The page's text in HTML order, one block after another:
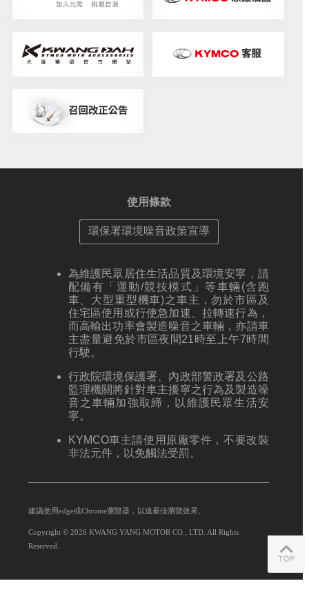
使用條款
環保署環境噪音政策宣導
為維護民眾居住生活品質及環境安寧，請
配備有「運動/競技模式」等車輛(含跑
車、大型重型機車)之車主，勿於市區及
住宅區使用或行使急加速、拉轉速行為，
而高輸出功率會製造噪音之車輛，亦請車
主盡量避免於市區夜間21時至上午7時間
行駛。
行政院環境保護署、內政部警政署及公路
監理機關將針對車主擾寧之行為及製造噪
音之車輛加強取締，以維護民眾生活安
寧。
KYMCO車主請使用原廠零件，不要改裝
非法元件，以免觸法受罰。
建議使用edge或Chrome瀏覽器，以達最佳瀏覽效果。
Copyright © 2026 KWANG YANG MOTOR CO., LTD. All Rights
Reserved.